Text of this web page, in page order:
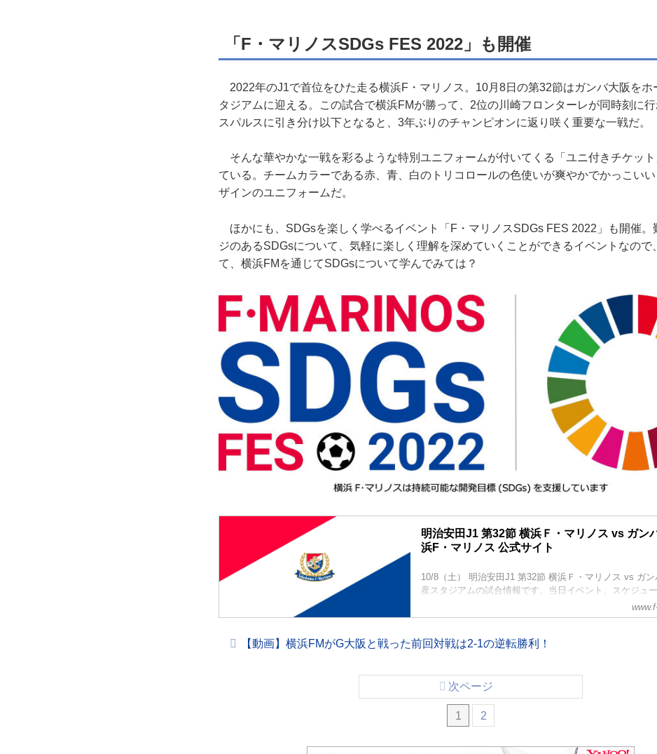
「F・マリノスSDGs FES 2022」も開催
2022年のJ1で首位をひた走る横浜F・マリノス。10月8日の第32節はガンバ大阪をホ
タジアムに迎える。この試合で横浜FMが勝って、2位の川崎フロンターレが同時刻に
スパルスに引き分け以下となると、3年ぶりのチャンピオンに返り咲く重要な一戦だ。
そんな華やかな一戦を彩るような特別ユニフォームが付いてくる「ユニ付きチケッ
ている。チームカラーである赤、青、白のトリコロールの色使いが爽やかでかっこい
ザインのユニフォームだ。
ほかにも、SDGsを楽しく学べるイベント「F・マリノスSDGs FES 2022」も開催。
ジのあるSDGsについて、気軽に楽しく理解を深めていくことができるイベントなので
て、横浜FMを通じてSDGsについて学んでみては？
明治安田J1 第32節 横浜Ｆ・マリノス vs ガン
浜F・マリノス 公式サイト
10/8（土） 明治安田J1 第32節 横浜Ｆ・マリノス vs ガン
産スタジアムの試合情報です。当日イベント、スケジュ
【動画】横浜FMがG大阪と戦った前回対戦は2-1の逆転勝利！
1 2
次ページ